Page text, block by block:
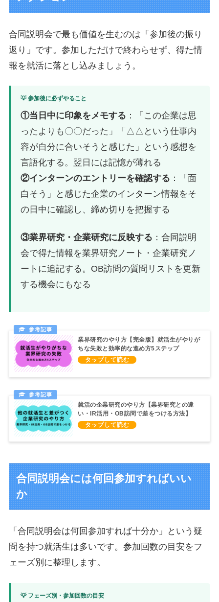
合同説明会で最も価値を生むのは「参加後の振り
返り」です。参加しただけで終わらせず、得た情
報を就活に落とし込みましょう。
💡 参加後に必ずやること
①当日中に印象をメモする ：「この企業は思
ったよりも〇〇だった」「△△という仕事内
容が自分に合いそうと感じた」という感想を
言語化する。翌日には記憶が薄れる
②インターンのエントリーを確認する ：「面
白そう」と感じた企業のインターン情報をそ
の日中に確認し、締め切りを把握する
③業界研究・企業研究に反映する ：合同説明
会で得た情報を業界研究ノート・企業研究ノ
ートに追記する。OB訪問の質問リストを更新
する機会にもなる
業界研究のやり方【完全版】就活生がやりが
ちな失敗と効率的な進め方5ステップ
就活の企業研究のやり方【業界研究との違
い・IR活用・OB訪問で差をつける方法】
合同説明会には何回参加すればいい
か
「合同説明会は何回参加すれば十分か」という疑
問を持つ就活生は多いです。参加回数の目安をフ
ェーズ別に整理します。
💡 フェーズ別・参加回数の目安